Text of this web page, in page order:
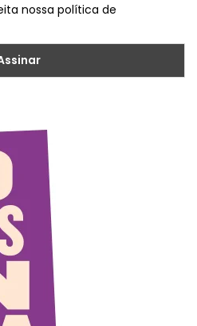
nossa política de